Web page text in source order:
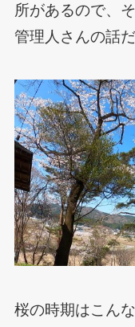
所があるので、
管理人さんの話
桜の時期はこん